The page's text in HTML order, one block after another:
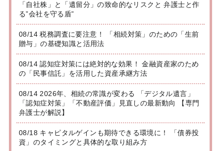
「自社株」と「遺留分」の致命的なリスクと 弁護士と作
る”会社を守る盾”
08/14 税務調査に要注意！ 「相続対策」のための「生前
贈与」の基礎知識と活用法
08/14 認知症対策には絶対的な効果！ 金融資産家のため
の「民事信託」を活用した資産承継方法
08/14 2026年、相続の常識が変わる 「デジタル遺言」
「認知症対策」「不動産評価」見直しの最新動向 【専門
弁護士が解説】
08/18 キャピタルゲインも期待できる環境に！ 「債券投
資」のタイミングと具体的な取り組み方